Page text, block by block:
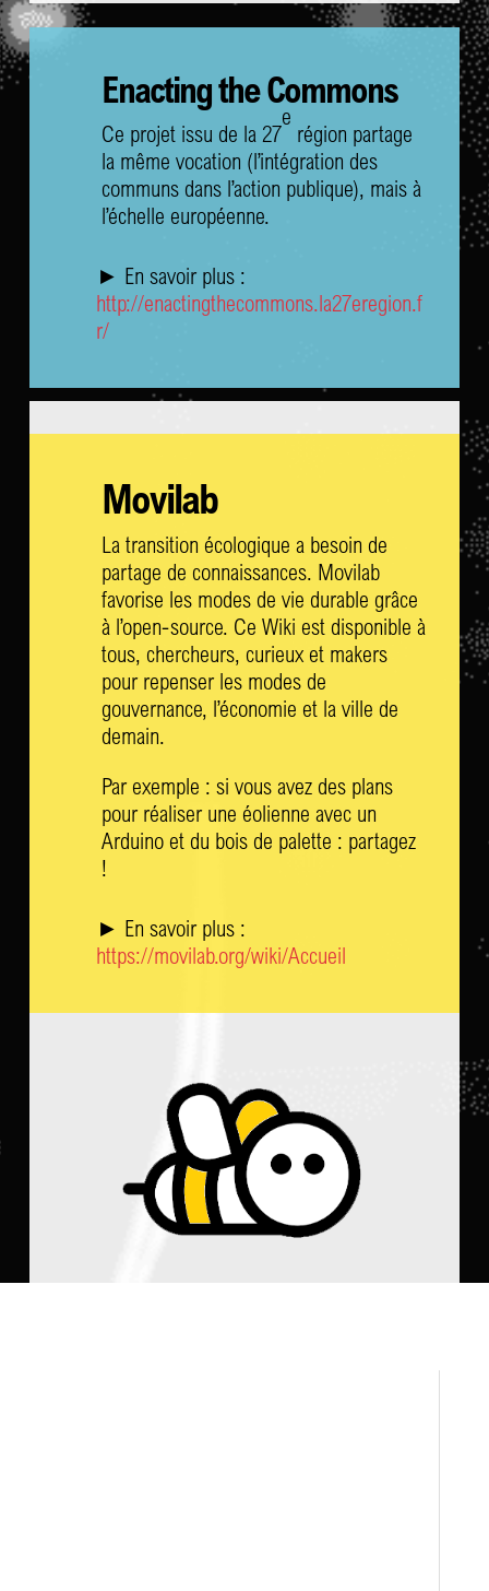
Enacting the Commons
Ce projet issu de la 27
e
région partage
la même vocation (l’intégration des
communs dans l’action publique), mais à
l’échelle européenne.
► En savoir plus :
http://enactingthecommons.la27eregion.f
r/
Movilab
La transition écologique a besoin de
partage de connaissances. Movilab
favorise les modes de vie durable grâce
à l’open-source. Ce Wiki est disponible à
tous, chercheurs, curieux et makers
pour repenser les modes de
gouvernance, l’économie et la ville de
demain.
Par exemple : si vous avez des plans
pour réaliser une éolienne avec un
Arduino et du bois de palette : partagez
!
► En savoir plus :
https://movilab.org/wiki/Accueil